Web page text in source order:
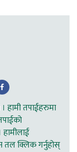
हामी तपाईहरुमा
तल क्लिक गर्नुहोस्